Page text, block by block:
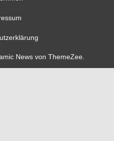
News von ThemeZee.